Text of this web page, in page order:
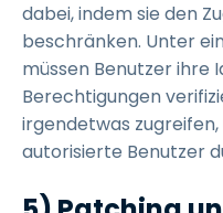
dabei, indem sie den
beschränken. Unter
müssen Benutzer ihre
Berechtigungen
irgendetwas
autorisierte Benutzer